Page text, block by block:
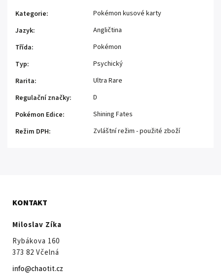
Kategorie:
Pokémon kusové karty
Jazyk:
Angličtina
Třída:
Pokémon
Typ:
Psychický
Rarita:
Ultra Rare
Regulační značky:
D
Pokémon Edice:
Shining Fates
Režim DPH: Zvláštní režim - použité zboží
KONTAKT
Miloslav Zíka
Rybákova 160
373 82 Včelná
info@chaotit.cz